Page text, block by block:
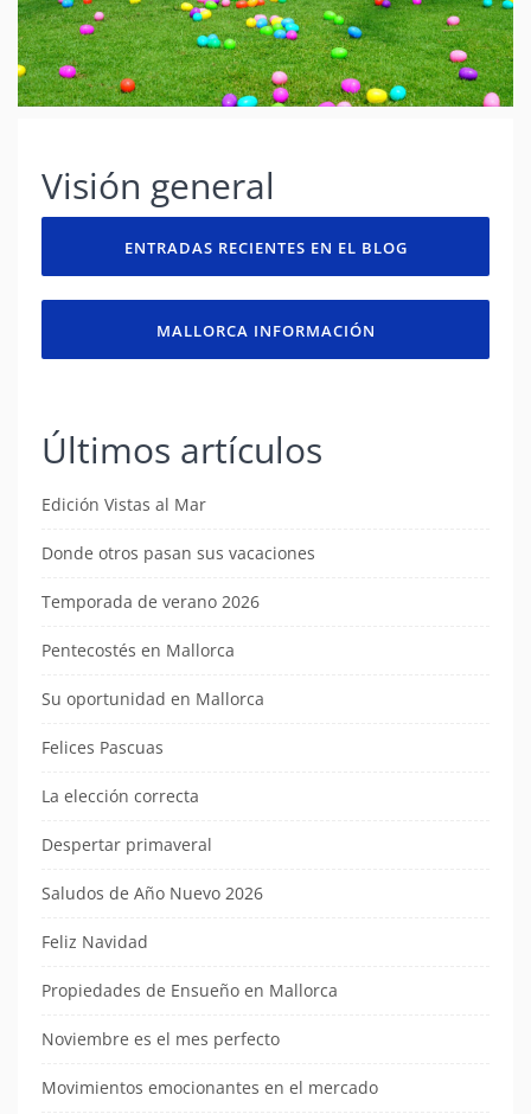
Visión general
ENTRADAS RECIENTES EN EL BLOG
MALLORCA INFORMACIÓN
Últimos artículos
Edición Vistas al Mar
Donde otros pasan sus vacaciones
Temporada de verano 2026
Pentecostés en Mallorca
Su oportunidad en Mallorca
Felices Pascuas
La elección correcta
Despertar primaveral
Saludos de Año Nuevo 2026
Feliz Navidad
Propiedades de Ensueño en Mallorca
Noviembre es el mes perfecto
Movimientos emocionantes en el mercado